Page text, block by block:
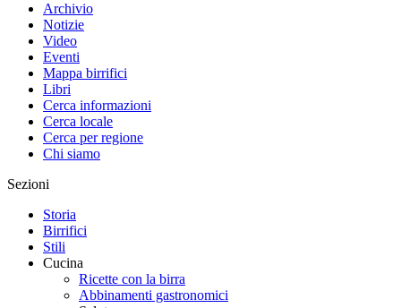
Archivio
Notizie
Video
Eventi
Mappa birrifici
Libri
Cerca informazioni
Cerca locale
Cerca per regione
Chi siamo
Sezioni
Storia
Birrifici
Stili
Cucina
Ricette con la birra
Abbinamenti gastronomici